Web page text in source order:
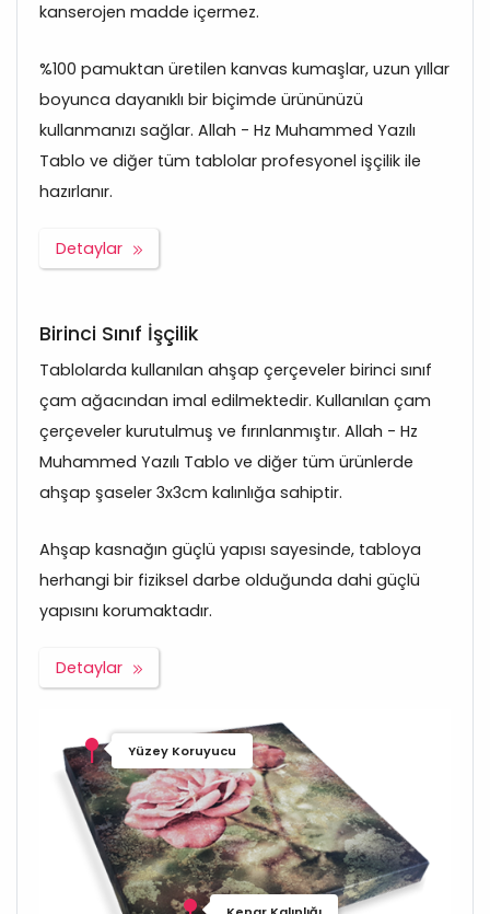
kanserojen madde içermez.
%100 pamuktan üretilen kanvas kumaşlar, uzun yıllar
boyunca dayanıklı bir biçimde ürününüzü
kullanmanızı sağlar. Allah - Hz Muhammed Yazılı
Tablo ve diğer tüm tablolar profesyonel işçilik ile
hazırlanır.
Detaylar
Birinci Sınıf İşçilik
Tablolarda kullanılan ahşap çerçeveler birinci sınıf
çam ağacından imal edilmektedir. Kullanılan çam
çerçeveler kurutulmuş ve fırınlanmıştır. Allah - Hz
Muhammed Yazılı Tablo ve diğer tüm ürünlerde
ahşap şaseler 3x3cm kalınlığa sahiptir.
Ahşap kasnağın güçlü yapısı sayesinde, tabloya
herhangi bir fiziksel darbe olduğunda dahi güçlü
yapısını korumaktadır.
Detaylar
Yüzey Koruyucu